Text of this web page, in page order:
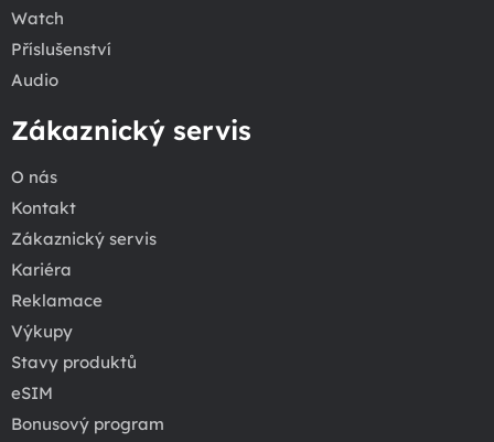
Watch
Příslušenství
Audio
Zákaznický servis
O nás
Kontakt
Zákaznický servis
Kariéra
Reklamace
Výkupy
Stavy produktů
eSIM
Bonusový program